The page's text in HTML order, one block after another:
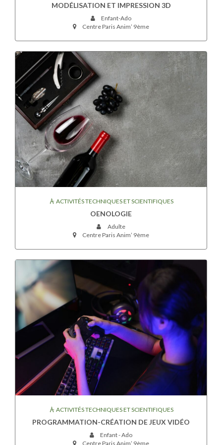
MODÉLISATION ET IMPRESSION 3D
Enfant-Ado
Centre Paris Anim’ 9ème
ACTIVITÉS TECHNIQUES ET SCIENTIFIQUES
OENOLOGIE
Adulte
Centre Paris Anim’ 9ème
ACTIVITÉS TECHNIQUES ET SCIENTIFIQUES
PROGRAMMATION-CRÉATION DE JEUX VIDÉO
Enfant - Ado
Centre Paris Anim’ 9ème